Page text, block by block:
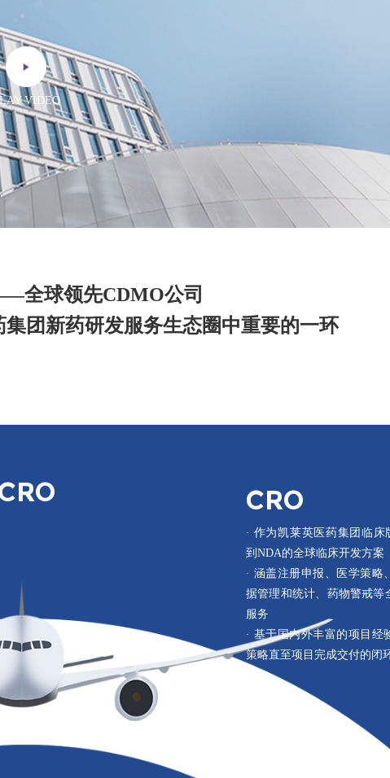
VIDEO
全球领先CDMO公司
团新药研发服务生态圈中重要的一环
RO CRO
· 作为凯莱英医药集团临床
到NDA的全球临床开发方案
· 涵盖注册申报、医学策略
据管理和统计、药物警戒等
服务
· 基于国内外丰富的项目经
策略直至项目完成交付的闭